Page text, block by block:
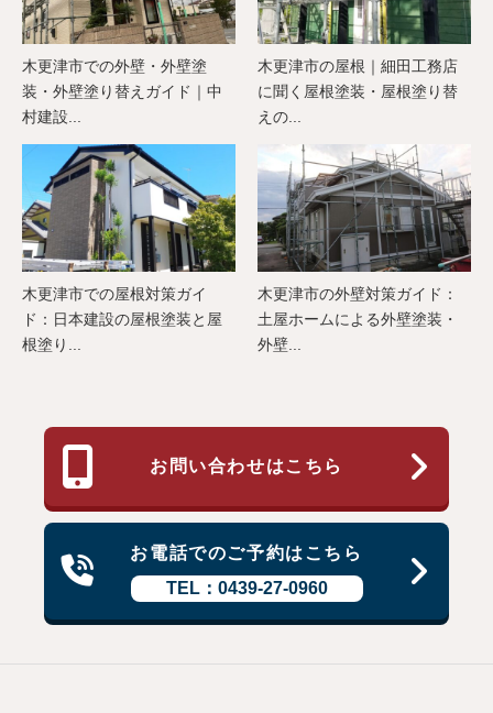
木更津市での外壁・外壁塗
装・外壁塗り替えガイド｜中
村建設...
木更津市の屋根｜細田工務店
に聞く屋根塗装・屋根塗り替
えの...
木更津市での屋根対策ガイ
ド：日本建設の屋根塗装と屋
根塗り...
木更津市の外壁対策ガイド：
土屋ホームによる外壁塗装・
外壁...
お問い合わせはこちら
お電話でのご予約はこちら
TEL：0439-27-0960